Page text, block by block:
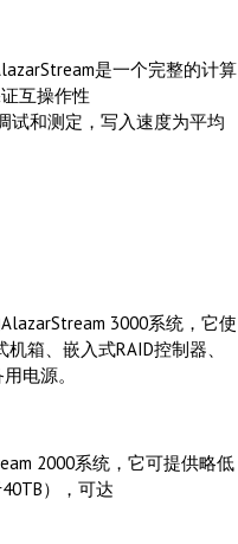
是一个完整的计算
互操作性
试和测定，写入速度为平均
3000系统，它使
箱、嵌入式RAID控制器、
电源。
2000系统，它可提供略低
），可达